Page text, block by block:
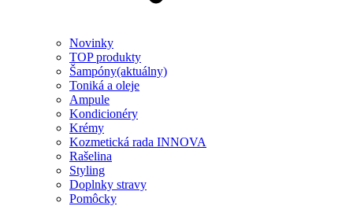
Novinky
TOP produkty
Šampóny(aktuálny)
Toniká a oleje
Ampule
Kondicionéry
Krémy
Kozmetická rada INNOVA
Rašelina
Styling
Doplnky stravy
Pomôcky